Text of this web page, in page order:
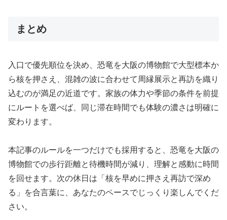
まとめ
入口で優先順位を決め、恐竜を大阪の博物館で大型標本か
ら核を押さえ、混雑の波に合わせて周縁展示と再訪を織り
込むのが満足の近道です。家族の体力や季節の条件を前提
にルートを選べば、同じ滞在時間でも体験の濃さは明確に
変わります。
本記事のルールを一つだけでも採用すると、恐竜を大阪の
博物館での歩行距離と待機時間が減り、理解と感動に時間
を回せます。次の休日は「核を早めに押さえ再訪で深め
る」を合言葉に、あなたのペースでじっくり楽しんでくだ
さい。